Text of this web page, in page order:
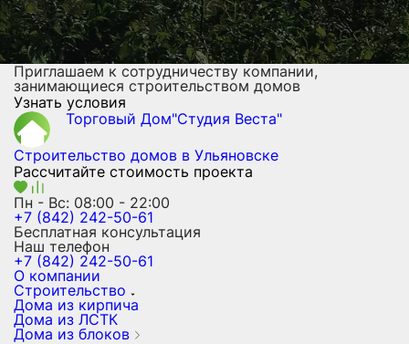
Приглашаем к сотрудничеству компании,
занимающиеся строительством домов
Узнать условия
Торговый Дом"Студия Веста"
Строительство домов в Ульяновске
Рассчитайте стоимость проекта
Пн - Вс: 08:00 - 22:00
+7 (842) 242-50-61
Бесплатная консультация
Наш телефон
+7 (842) 242-50-61
О компании
Строительство
Дома из кирпича
Дома из ЛСТК
Дома из блоков